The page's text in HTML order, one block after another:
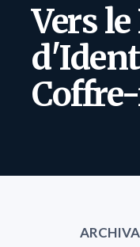
Vers le